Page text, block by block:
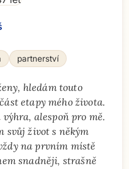
partnerství
hledám touto
etapy mého života.
alespoň pro mě.
svůj život s někým
na prvním místě
snadněji, strašně